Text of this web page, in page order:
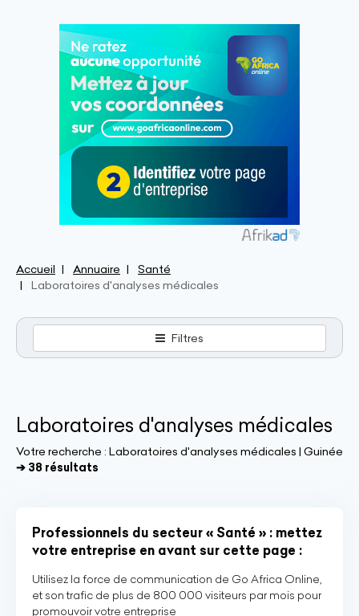
Accueil Annuaire
Santé
Laboratoires d'analyses médicales
Filtres
Laboratoires d'analyses médicales
Votre recherche : Laboratoires d'analyses médicales | Guinée
➔ 38 résultats
Professionnels du secteur « Santé » : mettez
votre entreprise en avant sur cette page :
Utilisez la force de communication de Go Africa Online,
et son trafic de plus de 800 000 visiteurs par mois pour
promouvoir votre entreprise